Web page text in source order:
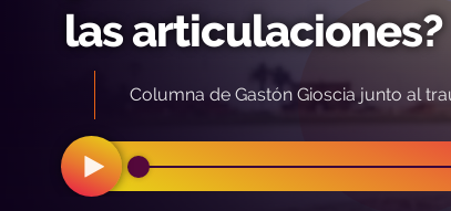
las articulaciones?
Columna de Gastón Gioscia junto al